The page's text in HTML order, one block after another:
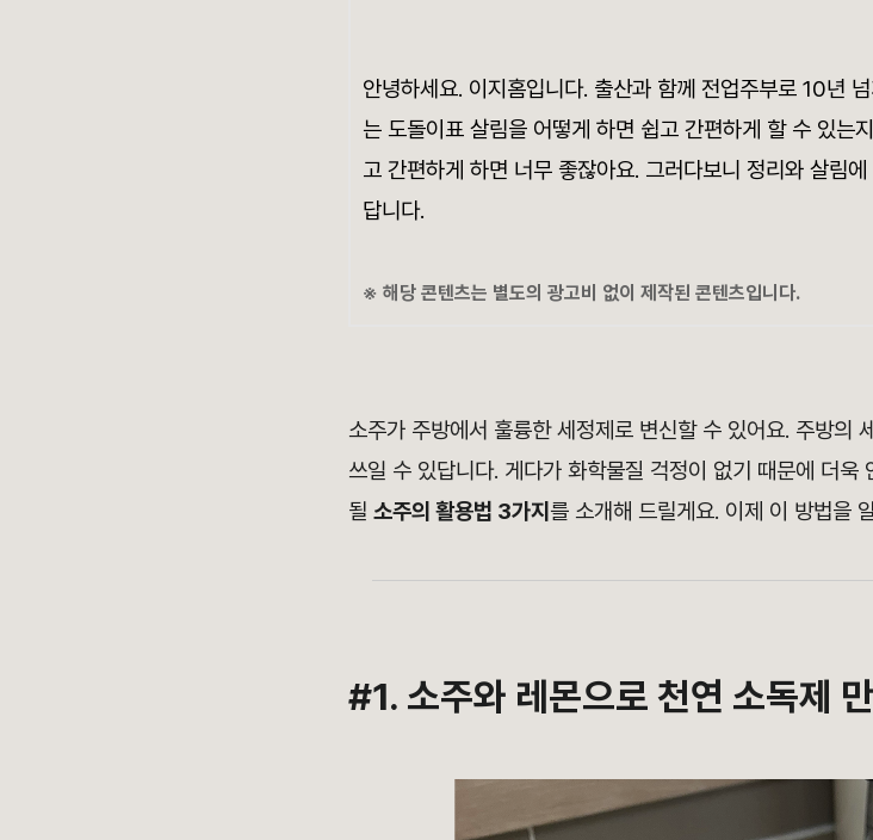
안녕하세요. 이지홈입니다. 출산과 함께 전업주부로 10년
는 도돌이표 살림을 어떻게 하면 쉽고 간편하게 할 수 있는
고 간편하게 하면 너무 좋잖아요. 그러다보니 정리와 살림
답니다.
※ 해당 콘텐츠는 별도의 광고비 없이 제작된 콘텐츠입니다.
소주가 주방에서 훌륭한 세정제로 변신할 수 있어요. 주방의
쓰일 수 있답니다. 게다가 화학물질 걱정이 없기 때문에 더욱
될 소주의 활용법 3가지 를 소개해 드릴게요. 이제 이 방법을
#1. 소주와 레몬으로 천연 소독제 만